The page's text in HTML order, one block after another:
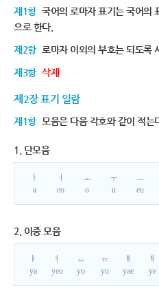
제1항 국어의 로마자 표기는 국어의
으로 한다.
제2항 로마자 이외의 부호는 되도록
제3항 삭제
제2장 표기 일람
제1항 모음은 다음 각호와 같이 적는
1. 단모음
ㅏ
a
ㅓ
eo
ㅗ
o
ㅜ
u
ㅡ
eu
2. 이중 모음
ㅑ
ya
ㅕ
yeo
ㅛ
yo
ㅠ
yu
ㅒ
yae
ㅖ
ye